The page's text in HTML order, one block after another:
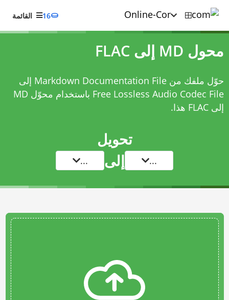
16 القائمة
محول MD إلى FLAC
حوّل ملفك من Markdown Documentation File إلى
Free Lossless Audio Codec File باستخدام
محوّل MD
إلى FLAC
هذا.
تحويل
... إلى ...